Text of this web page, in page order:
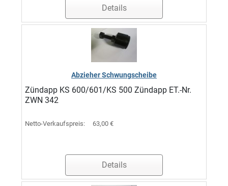
Details
Abzieher Schwungscheibe
Zündapp KS 600/601/KS 500 Zündapp ET.-Nr.
ZWN 342
Netto-Verkaufspreis: 63,00 €
Details